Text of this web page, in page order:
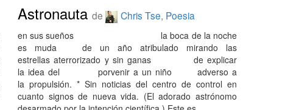
Astronauta de Chris Tse, Poesia
en sus sueños la boca de la noche
es muda de un año atribulado mirando las
estrellas aterrorizado y sin ganas de explicar
la idea del porvenir a un niño adverso a
la propulsión. * Sin noticias del centro de control en
cuanto signos de nueva vida. (El adorado astrónomo